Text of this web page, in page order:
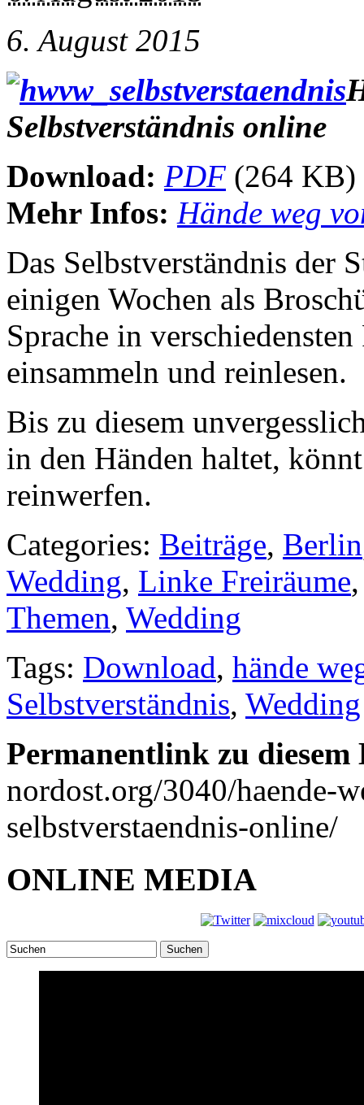
6. August 2015
Selbstverständnis online
Download: PDF (264 KB)
Mehr Infos: Hände weg
Das Selbstverständnis der
einigen Wochen als
Sprache in
einsammeln und reinlesen.
Bis zu diesem
in den Händen haltet,
reinwerfen.
Categories: Beiträge, Berlin
Wedding, Linke Freiräume
Themen, Wedding
Tags: Download, hände
Selbstverständnis, Wedding
Permanentlink zu
nordost.org/3040/haende-
selbstverstaendnis-online/
ONLINE MEDIA
Suchen